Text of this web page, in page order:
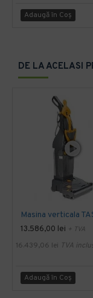
Adaugă în Coş
DE LA ACELASI
13.586,00 lei + TVA
16.439,06 lei TVA
Adaugă în Coş